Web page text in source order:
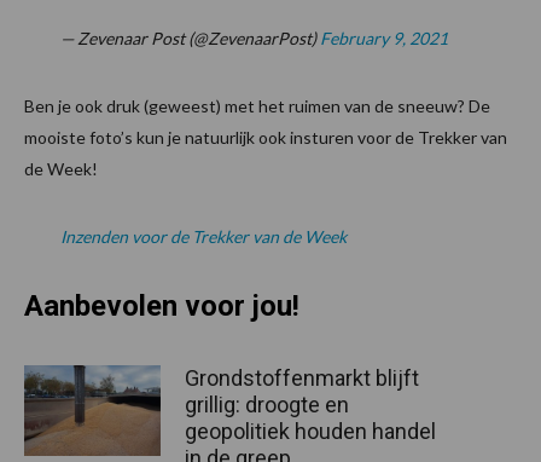
— Zevenaar Post (@ZevenaarPost)February 9, 2021
Ben je ook druk (geweest) met het ruimen van de sneeuw? De
mooiste foto’s kun je natuurlijk ook insturen voor de Trekker van
de Week!
Inzenden voor de Trekker van de Week
Aanbevolen voor jou!
Grondstoffenmarkt blijft
grillig: droogte en
geopolitiek houden handel